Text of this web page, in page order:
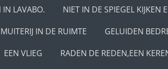
LAVABO.
NIET IN DE SPIEGEL KIJKEN
MUITERIJ IN DE RUIMTE GELUIDEN
EEN VLIEG RADEN DE REDEN,EEN